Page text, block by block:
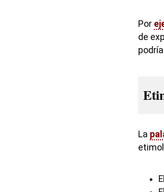
Por
de
La